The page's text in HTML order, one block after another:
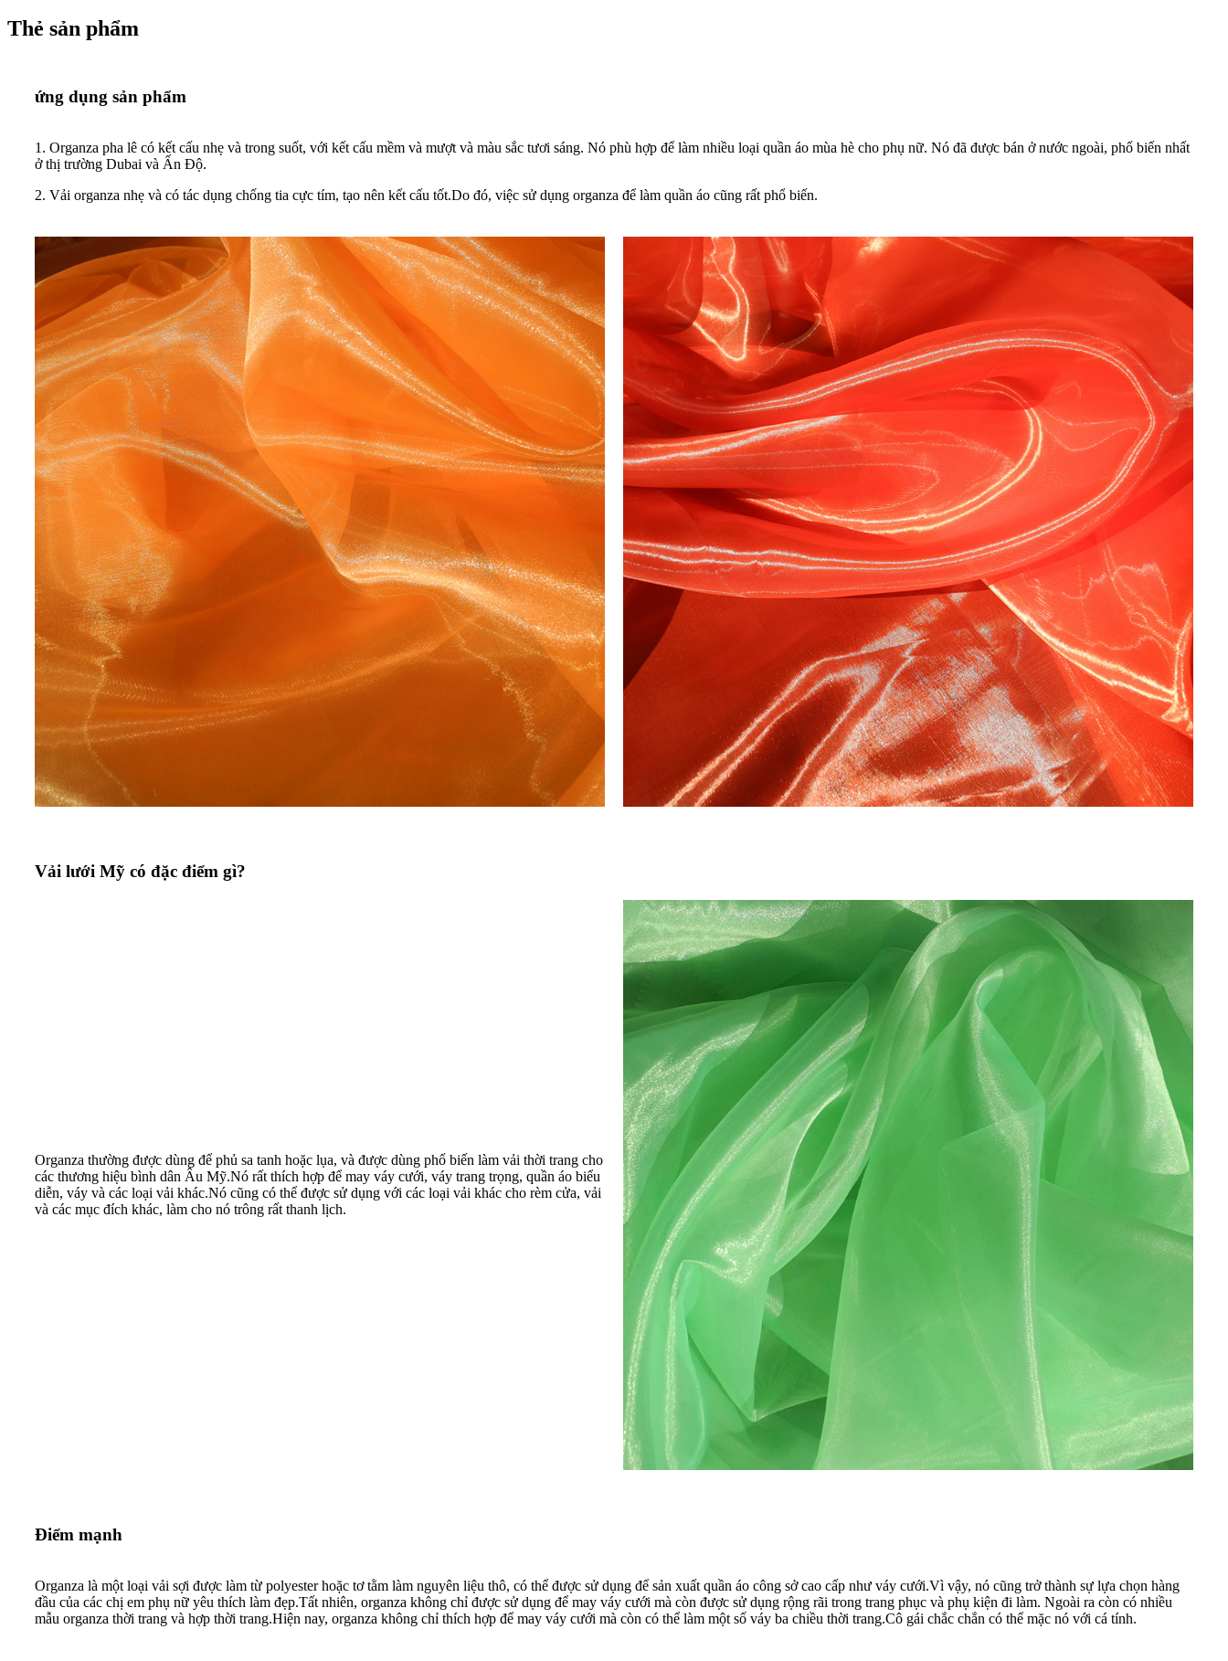
Thẻ sản phẩm
ứng dụng sản phẩm
1. Organza pha lê có kết cấu nhẹ và trong suốt, với kết cấu mềm và mượt và màu sắc tươi sáng. Nó phù hợp để làm nhiều loại quần áo mùa hè cho phụ nữ. Nó đã được bán ở nước ngoài, phổ biến nhất
ở thị trường Dubai và Ấn Độ.
2. Vải organza nhẹ và có tác dụng chống tia cực tím, tạo nên kết cấu tốt.Do đó, việc sử dụng organza để làm quần áo cũng rất phổ biến.
Vải lưới Mỹ có đặc điểm gì?
Organza thường được dùng để phủ sa tanh hoặc lụa, và được dùng phổ biến làm vải thời trang cho
các thương hiệu bình dân Âu Mỹ.Nó rất thích hợp để may váy cưới, váy trang trọng, quần áo biểu
diễn, váy và các loại vải khác.Nó cũng có thể được sử dụng với các loại vải khác cho rèm cửa, vải
và các mục đích khác, làm cho nó trông rất thanh lịch.
Điểm mạnh
Organza là một loại vải sợi được làm từ polyester hoặc tơ tằm làm nguyên liệu thô, có thể được sử dụng để sản xuất quần áo công sở cao cấp như váy cưới.Vì vậy, nó cũng trở thành sự lựa chọn hàng
đầu của các chị em phụ nữ yêu thích làm đẹp.Tất nhiên, organza không chỉ được sử dụng để may váy cưới mà còn được sử dụng rộng rãi trong trang phục và phụ kiện đi làm. Ngoài ra còn có nhiều
mẫu organza thời trang và hợp thời trang.Hiện nay, organza không chỉ thích hợp để may váy cưới mà còn có thể làm một số váy ba chiều thời trang.Cô gái chắc chắn có thể mặc nó với cá tính.